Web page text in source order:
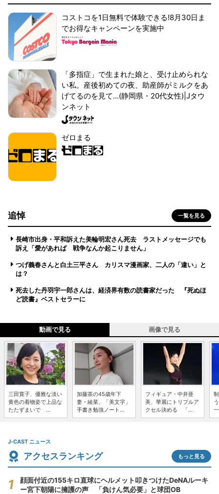
コストコを1日無料で体験できる!8月30日ま
でお得なキャンペーンを実施中
「多指症」で生まれた娘と、受け止められな
い私。産後初めての夜、助産師がミルクをあ
げてるのを見て...(静岡県・20代女性)|Jタウ
ンネット
ゼロまる
追悼 一覧を見る
長崎市出身・平和訴えた美輪明宏さん死去 ラストメッセージでも
訴え「愛があれば 戦争なんか起こりません」
つげ義春さんと白土三平さん カリスマ漫画家、二人の「違い」と
は？
死去した丹羽宇一郎さんは、経済界有数の読書家だった 『死ぬほ
ど読書』ベストセラーに
動画で見る 画像で見る
三田寛子、優雅な淡い
黄色の着物姿で上品な
たたずまいで ...
加藤茶の45歳年下
妻・綾菜、「美文字」
手書き勉強ノート...
フィギュア・中井亜
美、華麗にトリプルア
クセル決める 「...
J-CAST ニュース
アクセスランキング もっと見る
顔面付近の155キロ直球にヘルメット叩きつけたDeNAルーキ
ー宮下朝陽に擁護の声 「負けん気必要」と球団OB